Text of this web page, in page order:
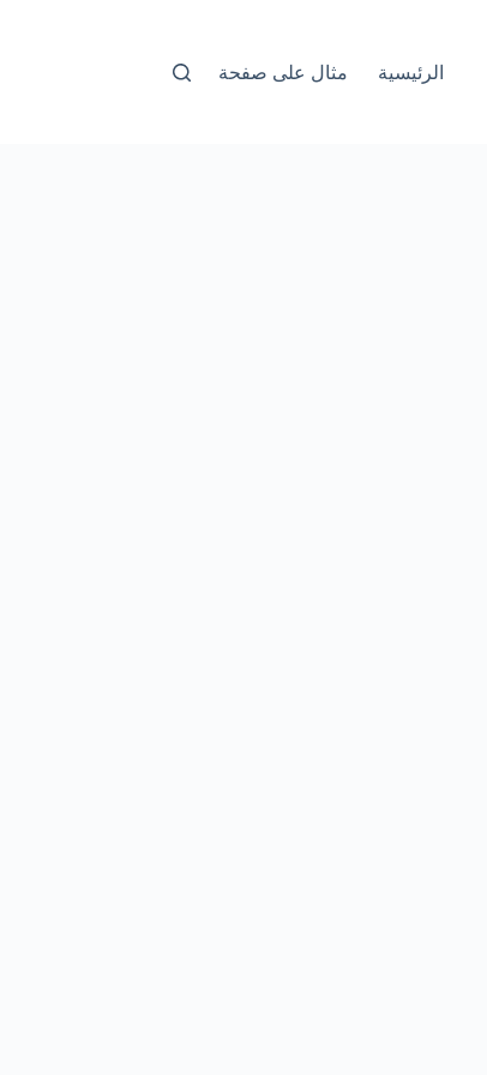
الرئيسية مثال على صفحة